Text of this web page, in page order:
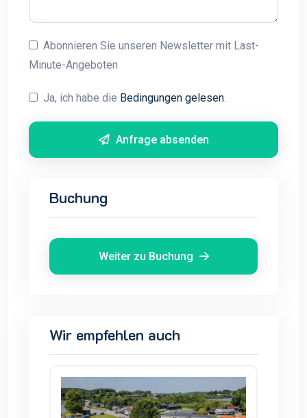
Abonnieren Sie unseren Newsletter mit Last-
Minute-Angeboten
Ja, ich habe die Bedingungen gelesen
Anfrage absenden
Buchung
Weiter zu Buchung
Wir empfehlen auch